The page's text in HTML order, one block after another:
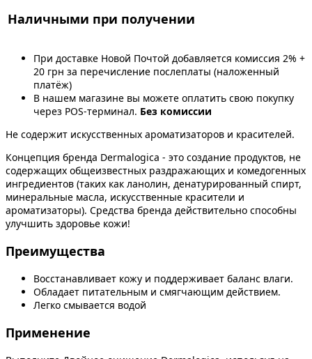
Наличными при получении
При доставке Новой Почтой добавляется комиссия 2% +
20 грн за перечисление послеплаты (наложенный
платёж)
В нашем магазине вы можете оплатить свою покупку
через POS-терминал. Без комиссии
Не содержит искусственных ароматизаторов и красителей.
Концепция бренда Dermalogica - это создание продуктов, не
содержащих общеизвестных раздражающих и комедогенных
ингредиентов (таких как ланолин, денатурированный спирт,
минеральные масла, искусственные красители и
ароматизаторы). Средства бренда действительно способны
улучшить здоровье кожи!
Преимущества
Восстанавливает кожу и поддерживает баланс влаги.
Обладает питательным и смягчающим действием.
Легко смывается водой
Применение